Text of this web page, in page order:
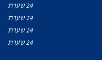
24 שעות
24 שעות
24 שעות
24 שעות